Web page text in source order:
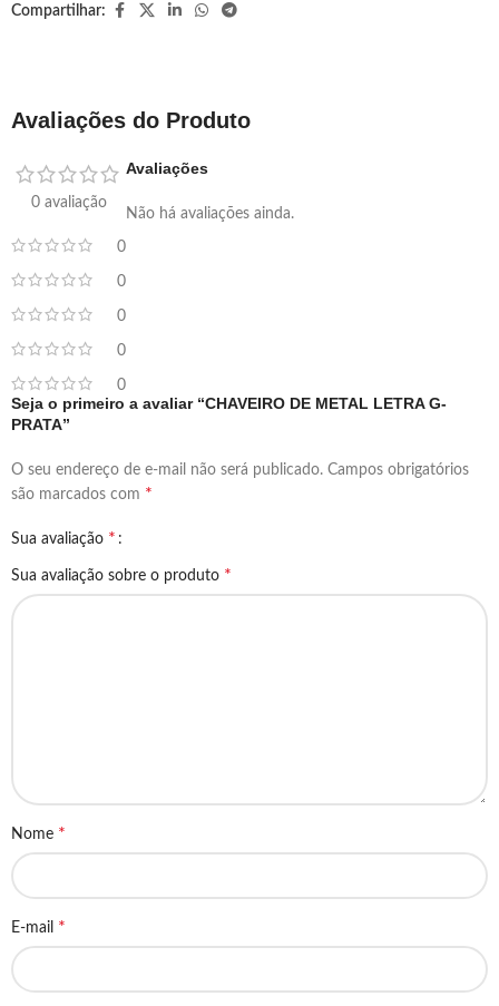
Compartilhar:
Avaliações do Produto
0 avaliação
0
0
0
0
0
Avaliações
Não há avaliações ainda.
Seja o primeiro a avaliar “CHAVEIRO DE METAL LETRA G-
PRATA”
O seu endereço de e-mail não será publicado. Campos obrigatórios
são marcados com *
Sua avaliação *
Sua avaliação sobre o produto *
Nome *
E-mail *